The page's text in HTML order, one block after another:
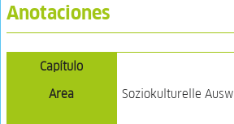
Anotaciones
Capítulo
Area
Soziokulturelle